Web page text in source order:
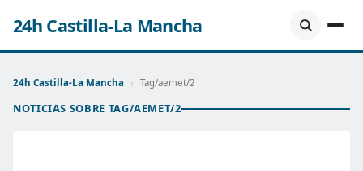
24h Castilla-La Mancha
24h Castilla-La Mancha › Tag/aemet/2
NOTICIAS SOBRE TAG/AEMET/2